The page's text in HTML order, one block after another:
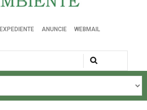
EXPEDIENTE ANUNCIE WEBMAIL